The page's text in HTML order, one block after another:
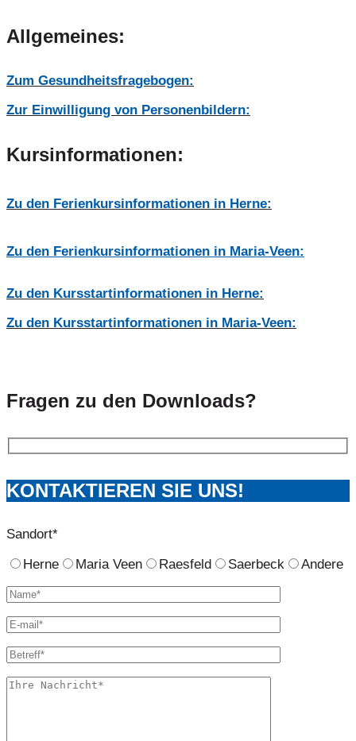
Allgemeines:
Zum Gesundheitsfragebogen:
Zur Einwilligung von Personenbildern:
Kursinformationen:
Zu den Ferienkursinformationen in Herne:
Zu den Ferienkursinformationen in Maria-Veen:
Zu den Kursstartinformationen in Herne:
Zu den Kursstartinformationen in Maria-Veen:
Fragen zu den Downloads?
KONTAKTIEREN SIE UNS!
Sandort*
Herne
Maria Veen Raesfeld Saerbeck Andere